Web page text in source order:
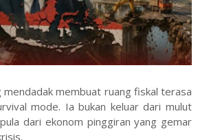
mendadak membuat ruang fiskal terasa
mode. Ia bukan keluar dari mulut
dari ekonom pinggiran yang gemar